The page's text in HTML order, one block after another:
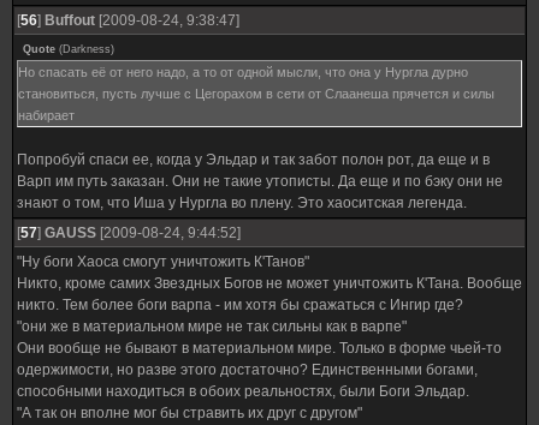
[56] Buffout [2009-08-24, 9:38:47]
Quote (Darkness)
Но спасать её от него надо, а то от одной мысли, что она у Нургла дурно
становиться, пусть лучше с Цегорахом в сети от Слаанеша прячется и силы
набирает
Попробуй спаси ее, когда у Эльдар и так забот полон рот, да еще и в
Варп им путь заказан. Они не такие утописты. Да еще и по бэку они не
знают о том, что Иша у Нургла во плену. Это хаоситская легенда.
[57] GAUSS [2009-08-24, 9:44:52]
"Ну боги Хаоса смогут уничтожить К'Танов"
Никто, кроме самих Звездных Богов не может уничтожить К'Тана. Вообще
никто. Тем более боги варпа - им хотя бы сражаться с Ингир где?
"они же в материальном мире не так сильны как в варпе"
Они вообще не бывают в материальном мире. Только в форме чьей-то
одержимости, но разве этого достаточно? Единственными богами,
способными находиться в обоих реальностях, были Боги Эльдар.
"А так он вполне мог бы стравить их друг с другом"